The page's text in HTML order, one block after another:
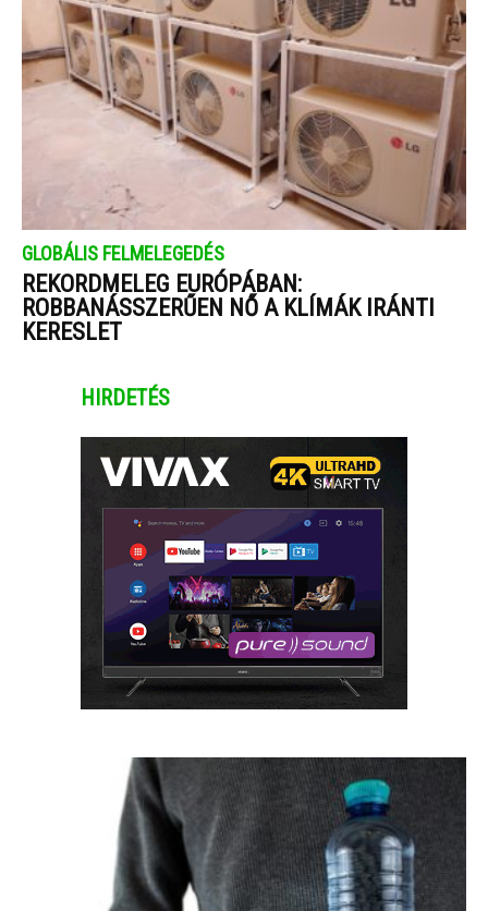
GLOBÁLIS FELMELEGEDÉS
REKORDMELEG EURÓPÁBAN:
ROBBANÁSSZERŰEN NŐ A KLÍMÁK IRÁNTI
KERESLET
HIRDETÉS